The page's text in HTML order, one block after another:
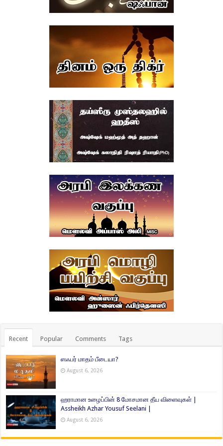
Recent Popular Comments Tags
ஸஃபர் மாதம் பீடையா?
August 6, 2026
ஹராமான உழைப்பின் 8 மோசமான தீய விளைவுகள் |
Assheikh Azhar Yousuf Seelani |
August 6, 2026